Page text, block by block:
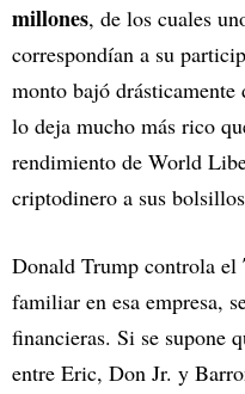
millones, de los cuales
correspondían a su
monto bajó drásticamente
lo deja mucho más rico
rendimiento de World
criptodinero a sus
Donald Trump controla el
familiar en esa empresa,
financieras. Si se supone
entre Eric, Don Jr. y